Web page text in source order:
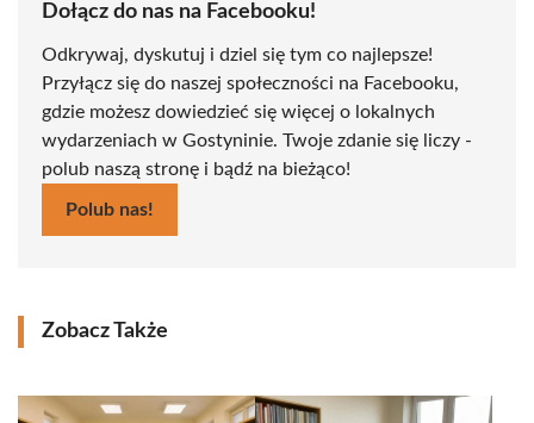
Dołącz do nas na Facebooku!
Odkrywaj, dyskutuj i dziel się tym co najlepsze!
Przyłącz się do naszej społeczności na Facebooku,
gdzie możesz dowiedzieć się więcej o lokalnych
wydarzeniach w Gostyninie. Twoje zdanie się liczy -
polub naszą stronę i bądź na bieżąco!
Polub nas!
Zobacz Także